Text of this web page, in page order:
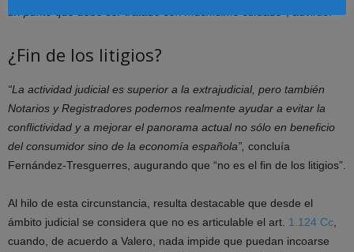
un punto que debe ser tratado con muchísimo cuidado”
¿Fin de los litigios?
“La actividad judicial es superior a la extrajudicial, pero también
Notarios y Registradores podemos realmente ayudar a evitar la
conflictividad y a mejorar el panorama actual no sólo en beneficio
del consumidor sino de la economía española”, concluía
Fernández-Tresguerres, augurando que “no es el fin de los litigios”.
Al hilo de esta circunstancia, resulta destacable que desde el
ámbito judicial se considera que no es articulable el art. 1.124 Cc
cuando, de acuerdo a Valero, nada impide que puedan incoarse